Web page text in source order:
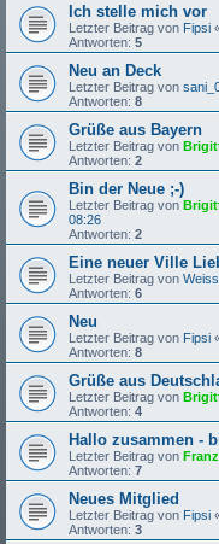
Ich stelle mich vor
Letzter Beitrag von Fipsi
Antworten: 5
Neu an Deck
Letzter Beitrag von
Antworten: 8
Grüße aus Bayern
Letzter Beitrag von
Antworten: 2
Bin der Neue ;-)
Letzter Beitrag von
08:26
Antworten: 2
Eine neuer Ville
Letzter Beitrag von
Antworten: 6
Neu
Letzter Beitrag von Fipsi
Antworten: 8
Grüße aus
Letzter Beitrag von
Antworten: 4
Hallo zusammen -
Letzter Beitrag von Franz
Antworten: 7
Neues Mitglied
Letzter Beitrag von Fipsi
Antworten: 3